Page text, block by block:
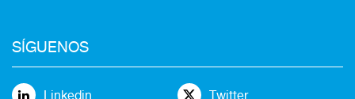
SÍGUENOS
Linkedin Twitter